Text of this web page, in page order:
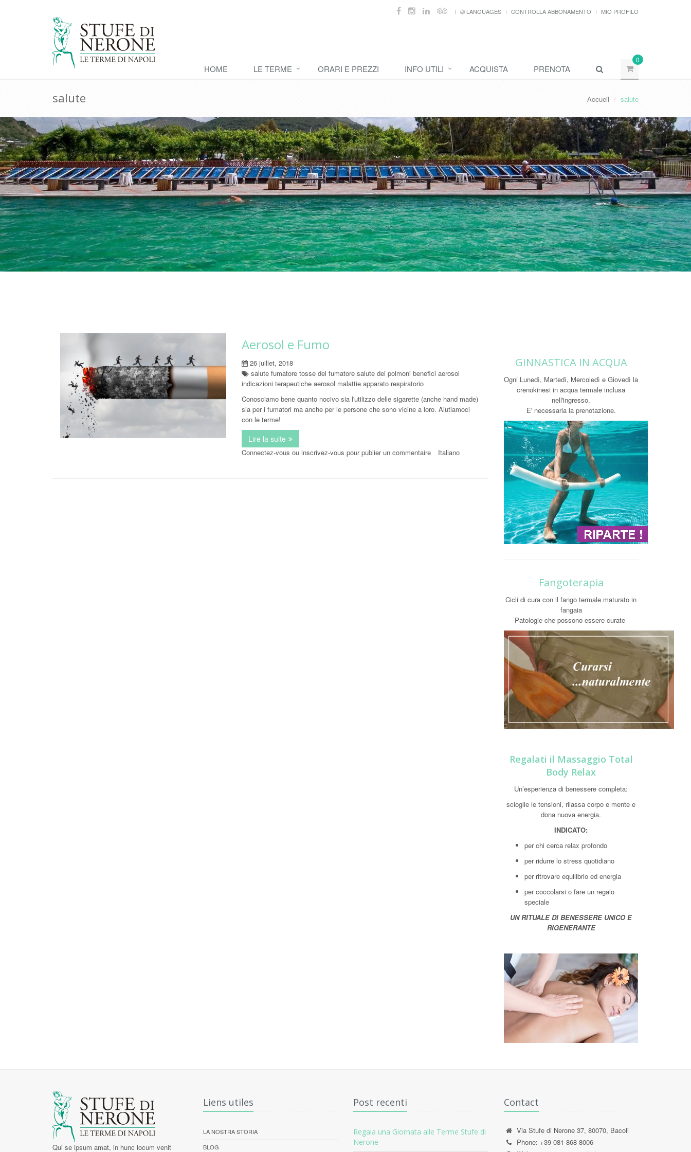
LANGUAGES CONTROLLA ABBONAMENTO MIO PROFILO
HOME LE TERME ORARI E PREZZI INFO UTILI ACQUISTA PRENOTA
0
salute Accueil salute
Aerosol e Fumo
26 juillet, 2018
salute fumatore tosse del fumatore salute dei polmoni benefici aerosol
indicazioni terapeutiche aerosol malattie apparato respiratorio
Conosciamo bene quanto nocivo sia l'utilizzo delle sigarette (anche hand made)
sia per i fumatori ma anche per le persone che sono vicine a loro. Aiutiamoci
con le terme!
Lire la suite de Aerosol e Fumo
Connectez-vous ouinscrivez-vous pour publier un commentaire Italiano
GINNASTICA IN ACQUA
Ogni Lunedì, Martedì, Mercoledì e Giovedì la
crenokinesi in acqua termale inclusa
nell'ingresso.
E' necessaria la prenotazione.
Fangoterapia
Cicli di cura con il fango termale maturato in
fangaia
Patologie che possono essere curate
Regalati il Massaggio Total
Body Relax
Un’esperienza di benessere completa:
scioglie le tensioni, rilassa corpo e mente e
dona nuova energia.
INDICATO:
per chi cerca relax profondo
per ridurre lo stress quotidiano
per ritrovare equilibrio ed energia
per coccolarsi o fare un regalo
speciale
UN RITUALE DI BENESSERE UNICO E
RIGENERANTE
Qui se ipsum amat, in hunc locum venit
Liens utiles
LA NOSTRA STORIA
BLOG
Post recenti
Regala una Giornata alle Terme Stufe di
Nerone
Contact
Via Stufe di Nerone 37, 80070, Bacoli
Phone: +39 081 868 8006